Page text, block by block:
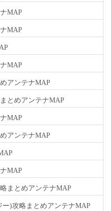
MAP
MAP
MAP
アンテナMAP
とめアンテナMAP
MAP
アンテナMAP
MAP
まとめアンテナMAP
)攻略まとめアンテナMAP